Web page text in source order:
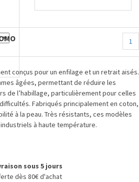
1
conçus pour un enfilage et un retrait aisés.
âgées, permettant de réduire les
de l’habillage, particulièrement pour celles
Fabriqués principalement en coton,
à la peau. Très résistants, ces modèles
à haute température.
sous 5 jours
dès 80€ d'achat